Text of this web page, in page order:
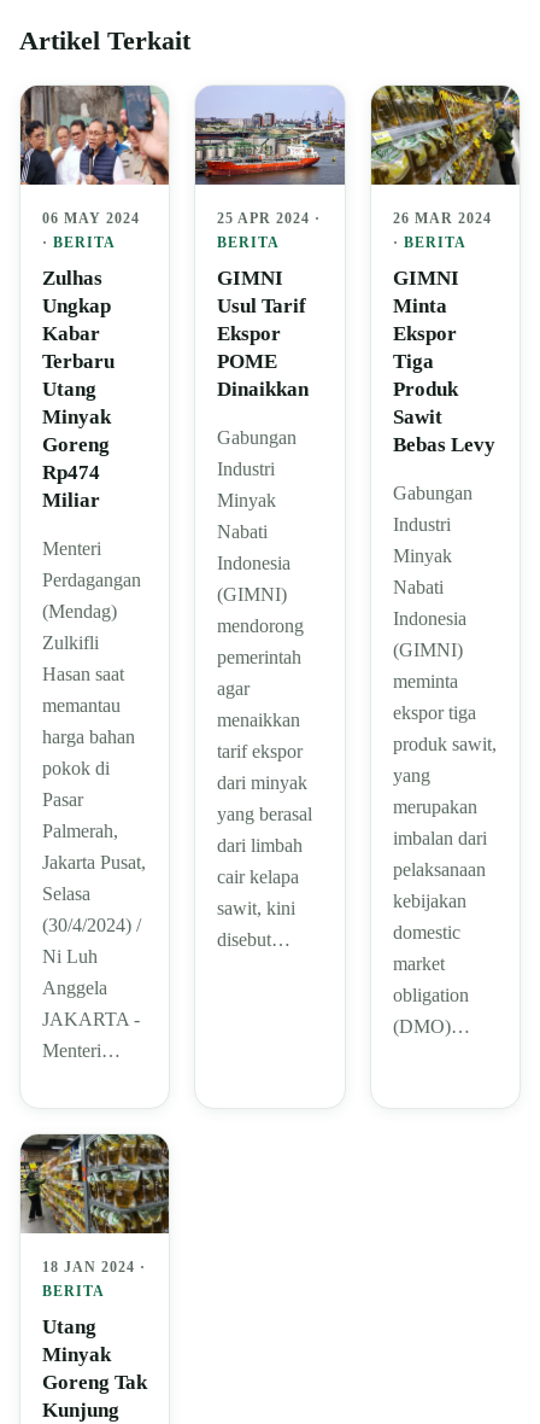
Artikel Terkait
06 MAY 2024
· BERITA
Zulhas
Ungkap
Kabar
Terbaru
Utang
Minyak
Goreng
Rp474
Miliar
Menteri
Perdagangan
(Mendag)
Zulkifli
Hasan saat
memantau
harga bahan
pokok di
Pasar
Palmerah,
Jakarta Pusat,
Selasa
(30/4/2024) /
Ni Luh
Anggela
JAKARTA -
Menteri…
25 APR 2024 ·
BERITA
GIMNI
Usul Tarif
Ekspor
POME
Dinaikkan
Gabungan
Industri
Minyak
Nabati
Indonesia
(GIMNI)
mendorong
pemerintah
agar
menaikkan
tarif ekspor
dari minyak
yang berasal
dari limbah
cair kelapa
sawit, kini
disebut…
26 MAR 2024
· BERITA
GIMNI
Minta
Ekspor
Tiga
Produk
Sawit
Bebas Levy
Gabungan
Industri
Minyak
Nabati
Indonesia
(GIMNI)
meminta
ekspor tiga
produk sawit,
yang
merupakan
imbalan dari
pelaksanaan
kebijakan
domestic
market
obligation
(DMO)…
18 JAN 2024 ·
BERITA
Utang
Minyak
Goreng Tak
Kunjung